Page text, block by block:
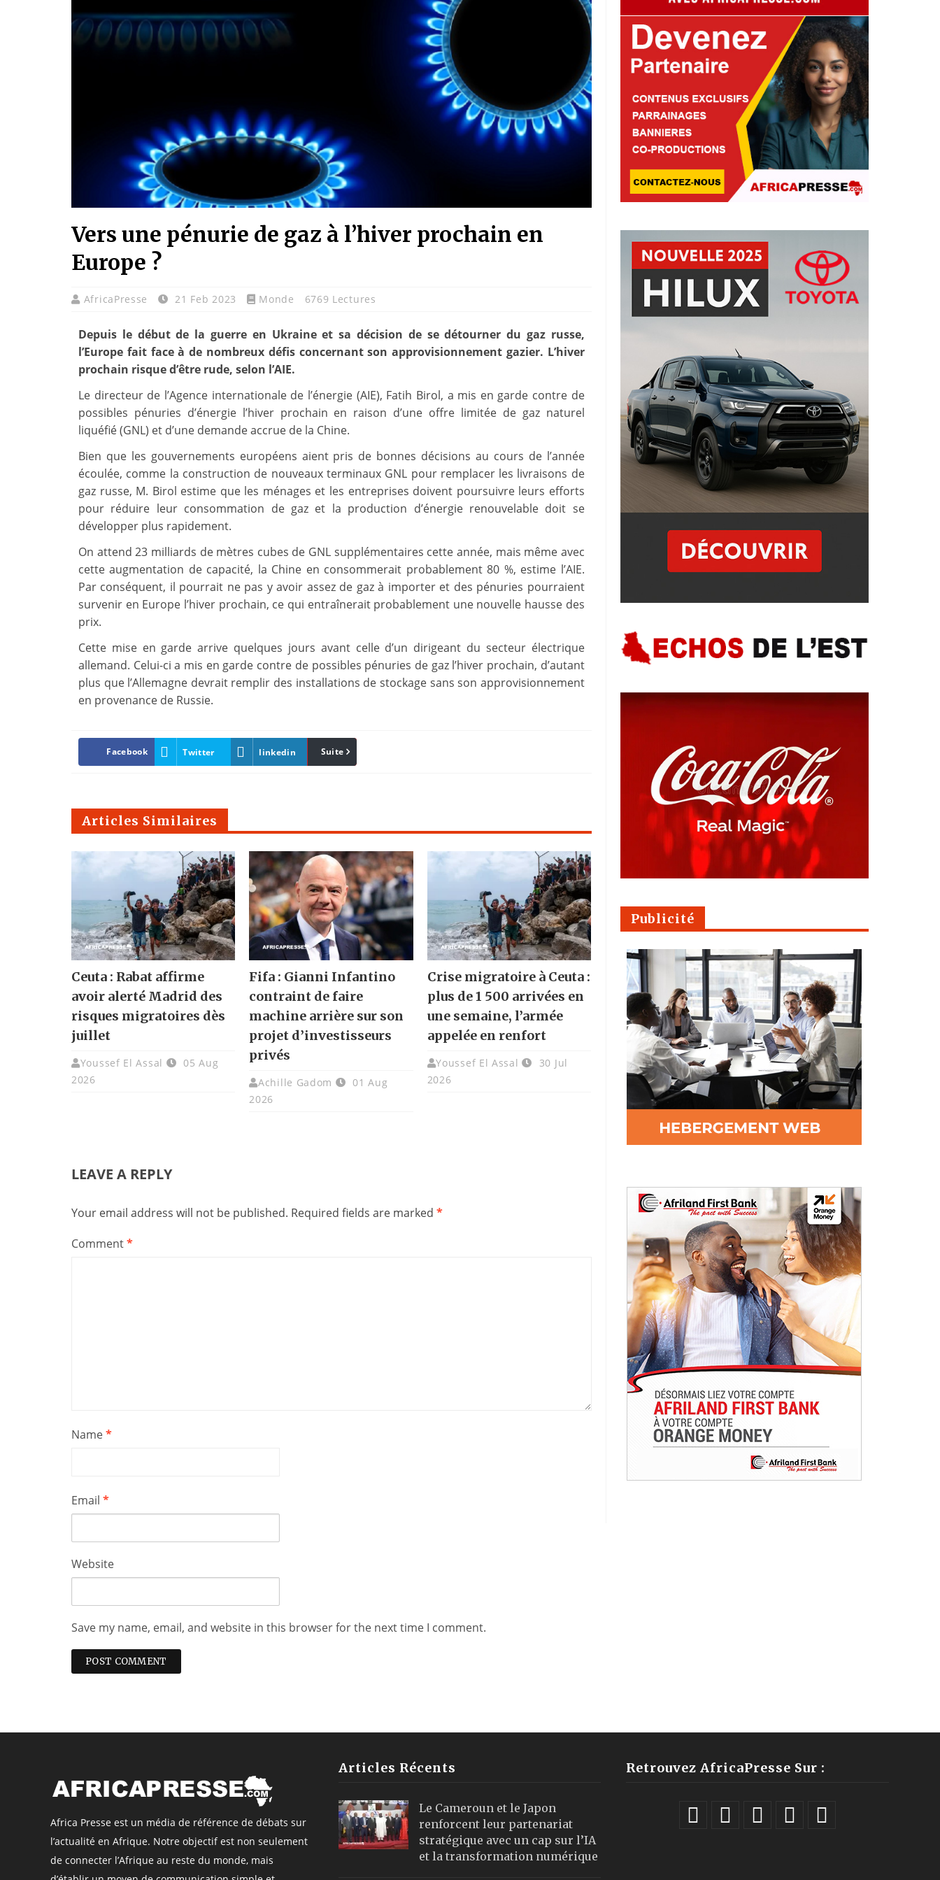
Vers une pénurie de gaz à l’hiver prochain en
Europe ?
AfricaPresse 21 Feb 2023 Monde 6769 Lectures
Depuis le début de la guerre en Ukraine et sa décision de se détourner du gaz russe,
l’Europe fait face à de nombreux défis concernant son approvisionnement gazier. L’hiver
prochain risque d’être rude, selon l’AIE.
Le directeur de l’Agence internationale de l’énergie (AIE), Fatih Birol, a mis en garde contre de
possibles pénuries d’énergie l’hiver prochain en raison d’une offre limitée de gaz naturel
liquéfié (GNL) et d’une demande accrue de la Chine.
Bien que les gouvernements européens aient pris de bonnes décisions au cours de l’année
écoulée, comme la construction de nouveaux terminaux GNL pour remplacer les livraisons de
gaz russe, M. Birol estime que les ménages et les entreprises doivent poursuivre leurs efforts
pour réduire leur consommation de gaz et la production d’énergie renouvelable doit se
développer plus rapidement.
On attend 23 milliards de mètres cubes de GNL supplémentaires cette année, mais même avec
cette augmentation de capacité, la Chine en consommerait probablement 80 %, estime l’AIE.
Par conséquent, il pourrait ne pas y avoir assez de gaz à importer et des pénuries pourraient
survenir en Europe l’hiver prochain, ce qui entraînerait probablement une nouvelle hausse des
prix.
Cette mise en garde arrive quelques jours avant celle d’un dirigeant du secteur électrique
allemand. Celui-ci a mis en garde contre de possibles pénuries de gaz l’hiver prochain, d’autant
plus que l’Allemagne devrait remplir des installations de stockage sans son approvisionnement
en provenance de Russie.
Facebook Twitter linkedin Pinterest
Suite
Articles Similaires
Ceuta : Rabat affirme
avoir alerté Madrid des
risques migratoires dès
juillet
Youssef El Assal
05 Aug
2026
Fifa : Gianni Infantino
contraint de faire
machine arrière sur son
projet d’investisseurs
privés
Achille Gadom
01 Aug
2026
Crise migratoire à Ceuta :
plus de 1 500 arrivées en
une semaine, l’armée
appelée en renfort
Youssef El Assal
30 Jul
2026
LEAVE A REPLY
Your email address will not be published. Required fields are marked *
Comment*
Name*
Email *
Website
Save my name, email, and website in this browser for the next time I comment.
Publicité
Africa Presse est un média de référence de débats sur
l’actualité en Afrique. Notre objectif est non seulement
de connecter l’Afrique au reste du monde, mais
Articles Récents
Le Cameroun et le Japon
renforcent leur partenariat
stratégique avec un cap sur l’IA
et la transformation numérique
Retrouvez AfricaPresse Sur :